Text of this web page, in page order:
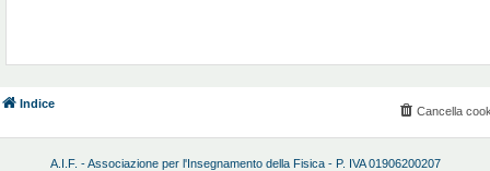
Indice
Cancella
A.I.F. - Associazione per l'Insegnamento della Fisica - P. IVA 01906200207